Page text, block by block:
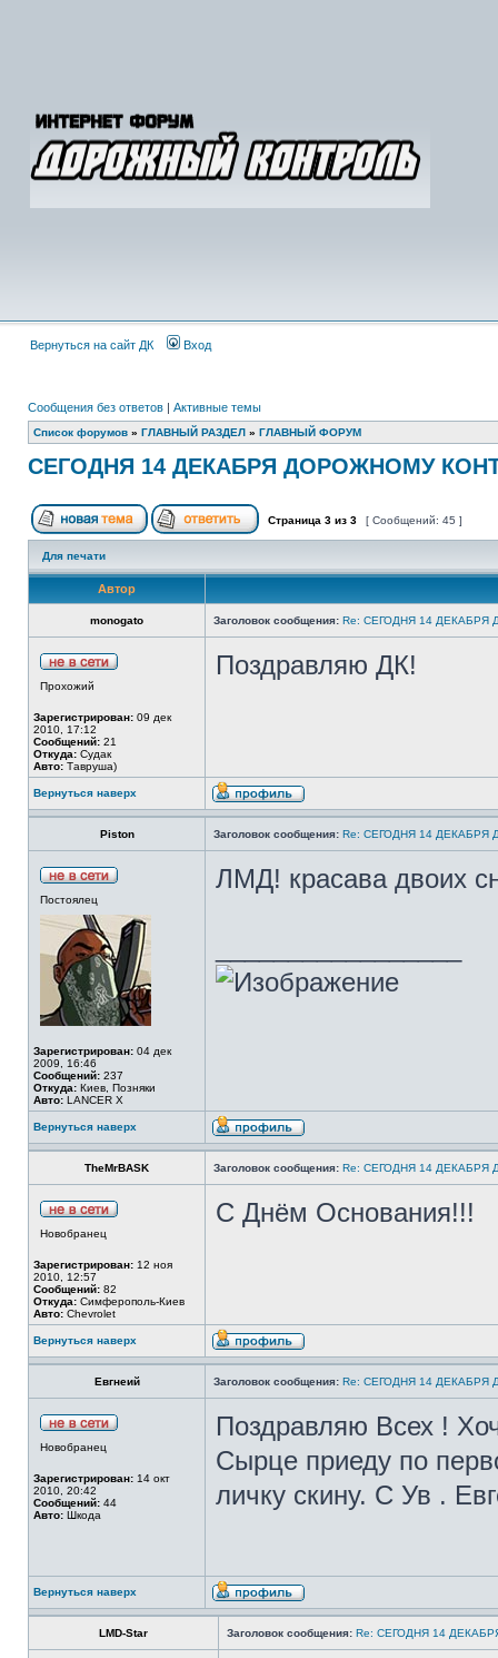
Вернуться на сайт ДК Вход
Сообщения без ответов | Активные темы
Список форумов » ГЛАВНЫЙ РАЗДЕЛ » ГЛАВНЫЙ ФОРУМ
СЕГОДНЯ 14 ДЕКАБРЯ ДОРОЖНОМУ
Страница 3 из 3 [ Сообщений: 45 ]
Для печати
Автор
monogato Заголовок сообщения: Re: СЕГОДНЯ 14
Прохожий
Зарегистрирован: 09 дек
2010, 17:12
Сообщений: 21
Откуда: Судак
Авто: Тавруша)
Поздравляю ДК!
Вернуться наверх
Piston Заголовок сообщения: Re: СЕГОДНЯ 14
Постоялец
Зарегистрирован: 04 дек
2009, 16:46
Сообщений: 237
Откуда: Киев, Позняки
Авто: LANCER X
ЛМД! красава двоих
Вернуться наверх
TheMrBASK Заголовок сообщения: Re: СЕГОДНЯ 14
Новобранец
Зарегистрирован: 12 ноя
2010, 12:57
Сообщений: 82
Откуда: Симферополь-Киев
Авто: Chevrolet
С Днём Основания!!!
Вернуться наверх
Евгнеий Заголовок сообщения: Re: СЕГОДНЯ 14
Новобранец
Зарегистрирован: 14 окт
2010, 20:42
Сообщений: 44
Авто: Шкода
Поздравляю Всех !
Сырце приеду по
личку скину. С Ув .
Вернуться наверх
LMD-Star Заголовок сообщения: Re: СЕГОДНЯ 14